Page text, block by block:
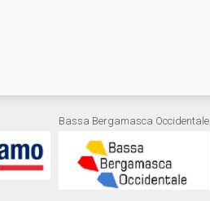
Bassa Bergamasca Occidentale